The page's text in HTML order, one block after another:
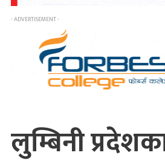
- ADVERTISEMENT -
लुम्बिनी